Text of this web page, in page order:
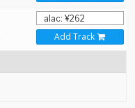
Add Track